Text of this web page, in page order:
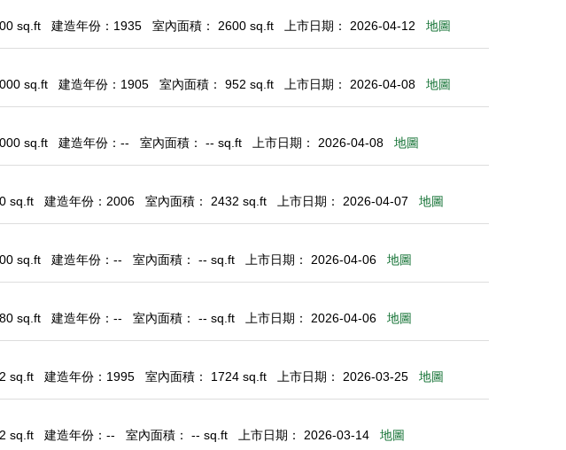
sq.ft
建造年份：1935 室內面積： 2600 sq.ft 上市日期： 2026-04-12 地圖
sq.ft
建造年份：1905 室內面積： 952 sq.ft 上市日期： 2026-04-08 地圖
sq.ft
建造年份：-- 室內面積： -- sq.ft 上市日期： 2026-04-08 地圖
sq.ft
建造年份：2006 室內面積： 2432 sq.ft 上市日期： 2026-04-07 地圖
sq.ft
建造年份：-- 室內面積： -- sq.ft 上市日期： 2026-04-06 地圖
sq.ft
建造年份：-- 室內面積： -- sq.ft 上市日期： 2026-04-06 地圖
sq.ft
建造年份：1995 室內面積： 1724 sq.ft 上市日期： 2026-03-25 地圖
sq.ft
建造年份：-- 室內面積： -- sq.ft 上市日期： 2026-03-14 地圖